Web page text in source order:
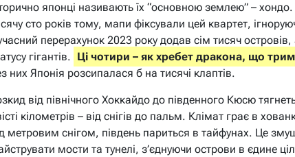
японці називають їх “основною землею” –
сто років тому, мапи фіксували цей квартет,
перерахунок 2023 року додав сім тисяч
гігантів. Ці чотири – як хребет дракона, що
них Японія розсипалася б на тисячі клаптів.
від північного Хоккайдо до південного Кюсю
кілометрів – від снігів до пальм. Клімат грає в
метровим снігом, південь париться в тайфунах. Це
мости та тунелі, з’єднуючи острови в єдине